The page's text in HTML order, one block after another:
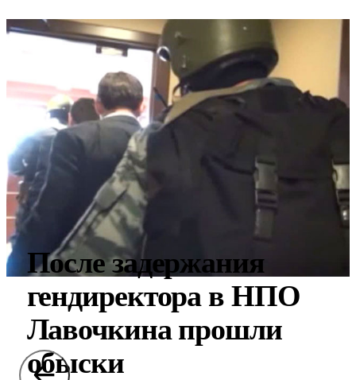
После задержания
гендиректора в НПО
Лавочкина прошли
обыски